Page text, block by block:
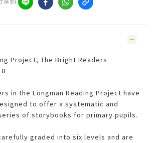
Project, The Bright Readers
in the Longman Reading Project have
to offer a systematic and
of storybooks for primary pupils.
graded into six levels and are